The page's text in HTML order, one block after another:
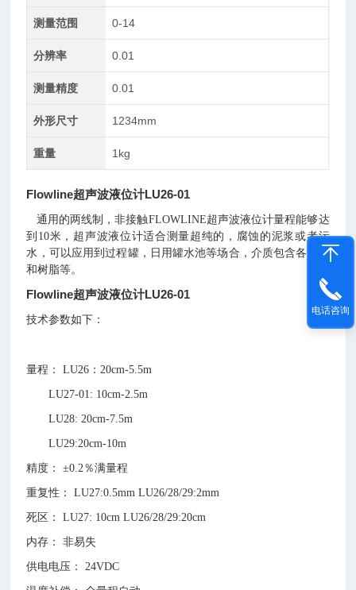
测量范围 0-14
分辨率 0.01
测量精度 0.01
外形尺寸 1234mm
重量 1kg
Flowline超声波液位计LU26-01
通用的两线制，非接触FLOWLINE超声波液位计量程能够达
到10米，超声波液位计适合测量超纯的，腐蚀的泥浆或者污
水，可以应用到过程罐，日用罐水池等场合，介质包含各种酸
和树脂等。
Flowline超声波液位计LU26-01
技术参数如下：
量程： LU26：20cm-5.5m
LU27-01: 10cm-2.5m
LU28: 20cm-7.5m
LU29:20cm-10m
精度： ±0.2％满量程
重复性： LU27:0.5mm LU26/28/29:2mm
死区： LU27: 10cm LU26/28/29:20cm
内存： 非易失
供电电压： 24VDC
电话咨询